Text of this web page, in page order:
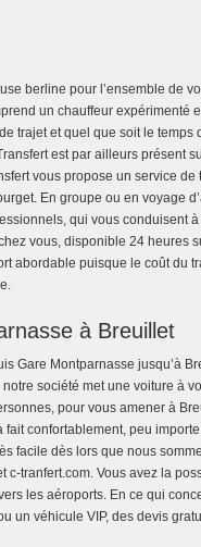
berline pour l’ensemble de
un chauffeur expérimenté
trajet et quel que soit le
est par ailleurs présent
vous propose un service
En groupe ou en voyage
qui vous conduisent
vous, disponible 24 heures
abordable puisque le coût du
à Breuillet
Gare Montparnasse jusqu’à
société met une voiture à
pour vous amener à
confortablement, peu
facile dès lors que nous
c-tranfert.com. Vous avez la
les aéroports. En ce qui
un véhicule VIP, des devis